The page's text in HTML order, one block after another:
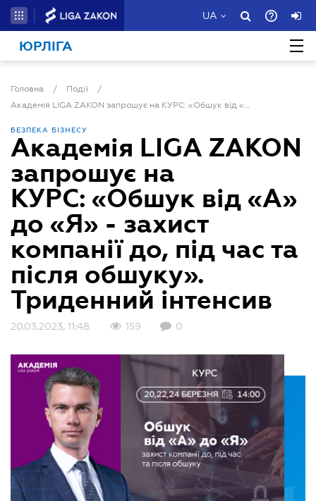
UA
ЮРЛІГА
Головна / Події
/
Академія LIGA ZAKON запрошує на КУРС: «Обшук від «А» до «Я» - захист компанії до, під час та після обшуку». Триденний інтенсив
БЕЗПЕКА БІЗНЕСУ
Академія LIGA ZAKON
запрошує на
КУРС: «Обшук від «А»
до «Я» - захист
компанії до, під час та
після обшуку».
Триденний інтенсив
20.03.2023, 11:48 159 0